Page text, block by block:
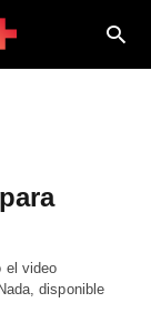
el video
disponible